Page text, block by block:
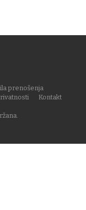
prenošenja
Kontakt